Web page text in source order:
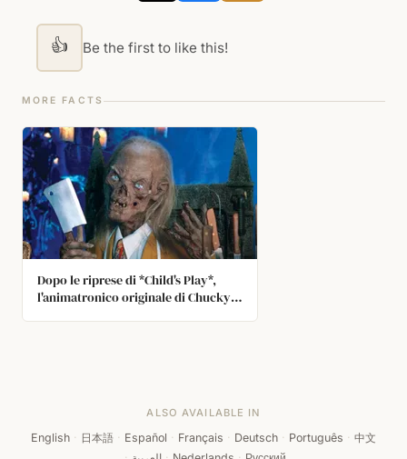
👍 Be the first to like this!
MORE FACTS
Dopo le riprese di *Child's Play*,
l'animatronico originale di Chucky è
ALSO AVAILABLE IN
English · 日本語 · Español · Français · Deutsch · Português · 中文